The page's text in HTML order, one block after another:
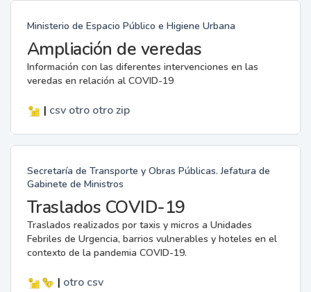
Ministerio de Espacio Público e Higiene Urbana
Ampliación de veredas
Información con las diferentes intervenciones en las
veredas en relación al COVID-19
| csv otro otro zip
Secretaría de Transporte y Obras Públicas. Jefatura de
Gabinete de Ministros
Traslados COVID-19
Traslados realizados por taxis y micros a Unidades
Febriles de Urgencia, barrios vulnerables y hoteles en el
contexto de la pandemia COVID-19.
| otro csv